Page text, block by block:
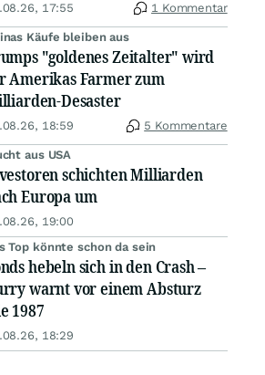
17:55 1 Kommentar
Käufe bleiben aus
"goldenes Zeitalter" wird
Amerikas Farmer zum
Desaster
18:59 5 Kommentare
aus USA
schichten Milliarden
Europa um
19:00
Top könnte schon da sein
hebeln sich in den Crash –
warnt vor einem Absturz
1987
18:29